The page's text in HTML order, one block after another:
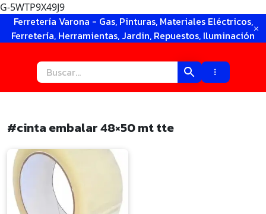
G-5WTP9X49J9
Ferretería Varona - Gas, Pinturas, Materiales Eléctricos,
Ferretería, Herramientas, Jardin, Repuestos, Iluminación
#cinta embalar 48×50 mt tte